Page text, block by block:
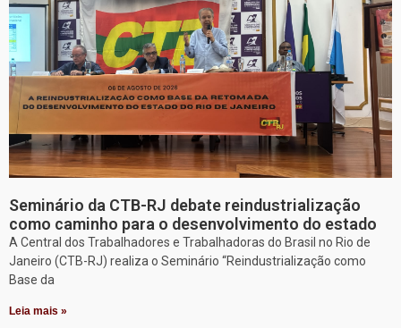
Seminário da CTB-RJ debate reindustrialização
como caminho para o desenvolvimento do estado
A Central dos Trabalhadores e Trabalhadoras do Brasil no Rio de
Janeiro (CTB-RJ) realiza o Seminário “Reindustrialização como
Base da
Leia mais »